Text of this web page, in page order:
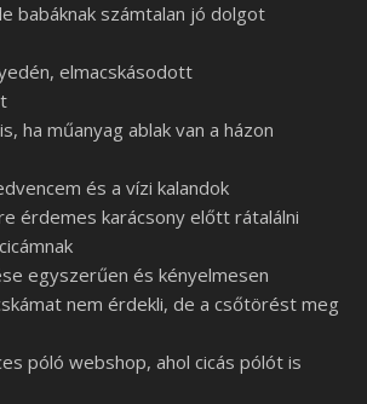
babáknak számtalan jó dolgot
elmacskásodott
ha műanyag ablak van a házon
és a vízi kalandok
érdemes karácsony előtt rátalálni
egyszerűen és kényelmesen
nem érdekli, de a csőtörést meg
póló webshop, ahol cicás pólót is